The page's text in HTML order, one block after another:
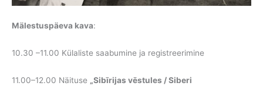
Mälestuspäeva kava:
10.30 –11.00 Külaliste saabumine ja registreerimine
11.00–12.00 Näituse „Sibīrijas vēstules / Siberi